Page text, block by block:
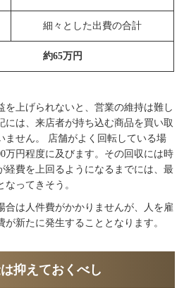
細々とした出費の合計
約65万円
を上げられないと、営業の維持は難し
には、来店者が持ち込む商品を買い取
ません。 店舗がよく回転している場
万円程度に及びます。その回収には時
経費を上回るようになるまでには、最
ってきそう。
合は人件費がかかりませんが、人を雇
新たに発生することとなります。
抑えておくべし